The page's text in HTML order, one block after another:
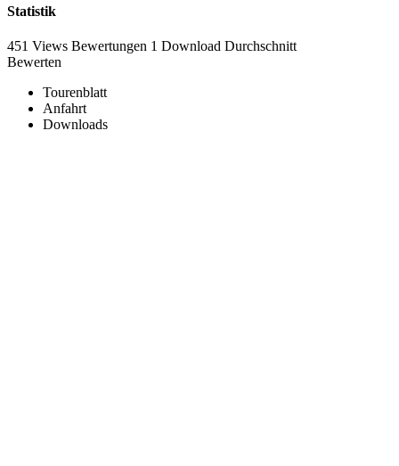
Statistik
451 Views Bewertungen 1 Download Durchschnitt
Bewerten
Tourenblatt
Anfahrt
Downloads